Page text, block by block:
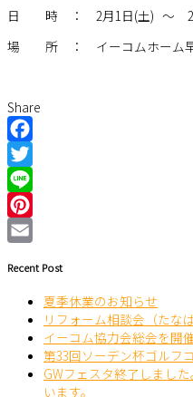
日 時 ： 2月1日(土) ～ 2月
場 所 ： イーコムホーム早
Share
Facebook
Twitter
Line
Pinterest
Recent Post
夏季休業のお知らせ
リフォーム相談会（たな
イーコム協力会総会を開
第33回ソーデン杯ゴルフ
GWフェスタ終了しまし
います。